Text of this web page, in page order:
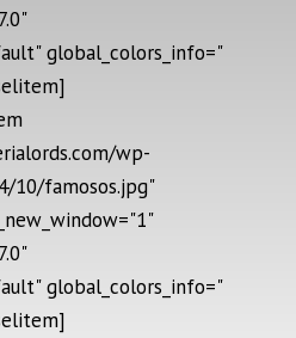
global_colors_info="
wp-
10/famosos.jpg"
global_colors_info="